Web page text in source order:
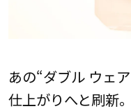
あの“ダブル ウェ
仕上がりへと刷新